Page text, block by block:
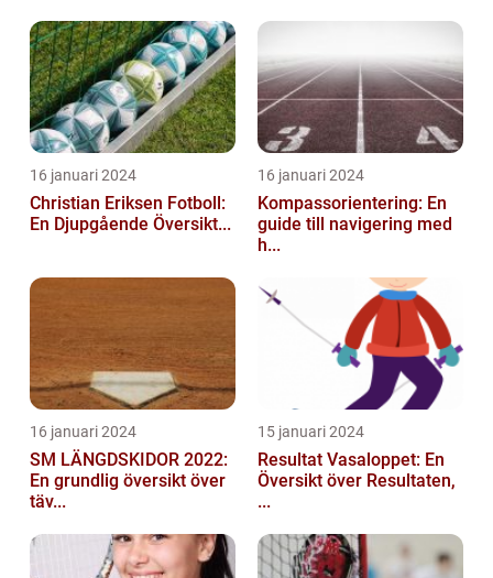
16 januari 2024
Christian Eriksen Fotboll:
En Djupgående Översikt...
16 januari 2024
Kompassorientering: En
guide till navigering med
h...
16 januari 2024
SM LÄNGDSKIDOR 2022:
En grundlig översikt över
täv...
15 januari 2024
Resultat Vasaloppet: En
Översikt över Resultaten,
...